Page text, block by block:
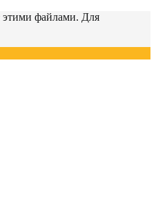
этими файлами. Для